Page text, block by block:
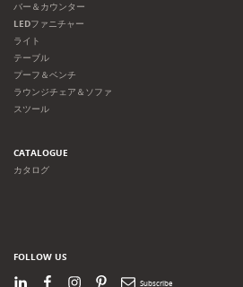
バー＆カウンター
LEDファニチャー
ライト
テーブル
プーフ＆ベンチ
ラウンジチェア＆ソファ
スツール
CATALOGUE
カタログ
FOLLOW US
LinkedInFacebook
Instagram
PinterestNewsletter